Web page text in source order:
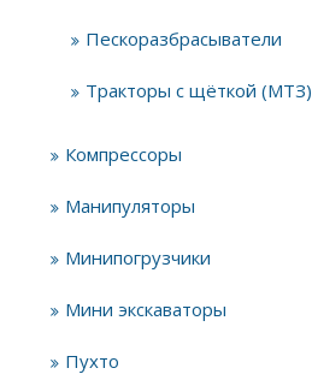
Пескоразбрасыватели
Тракторы с щёткой (МТЗ)
Компрессоры
Манипуляторы
Минипогрузчики
Мини экскаваторы
Пухто